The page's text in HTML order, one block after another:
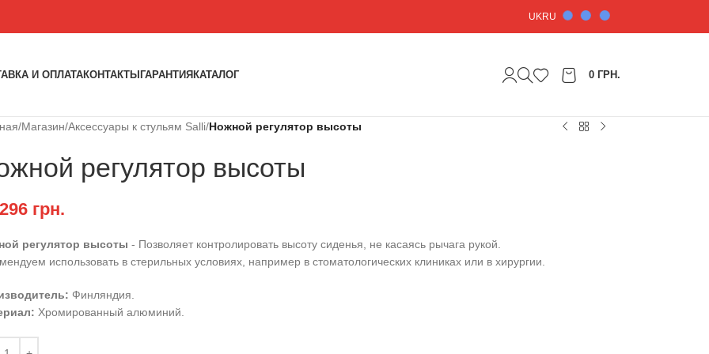
UKRU
И ОПЛАТАКОНТАКТЫГАРАНТИЯКАТАЛОГ 0 ГРН.
/Магазин/Аксессуары к стульям Salli/Ножной регулятор высоты
регулятор высоты
грн.
регулятор высоты - Позволяет контролировать высоту сиденья, не касаясь рычага рукой.
использовать в стерильных условиях, например в стоматологических клиниках или в хирургии.
Финляндия.
Хромированный алюминий.